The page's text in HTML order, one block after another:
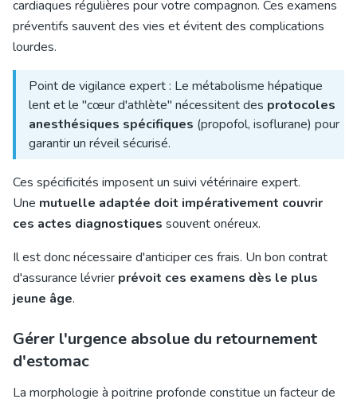
cardiaques régulières pour votre compagnon. Ces examens
préventifs sauvent des vies et évitent des complications
lourdes.
Point de vigilance expert : Le métabolisme hépatique
lent et le "cœur d'athlète" nécessitent des protocoles
anesthésiques spécifiques (propofol, isoflurane) pour
garantir un réveil sécurisé.
Ces spécificités imposent un suivi vétérinaire expert.
Une mutuelle adaptée doit impérativement couvrir
ces actes diagnostiques souvent onéreux.
Il est donc nécessaire d'anticiper ces frais. Un bon contrat
d'assurance lévrier prévoit ces examens dès le plus
jeune âge.
Gérer l'urgence absolue du retournement
d'estomac
La morphologie à poitrine profonde constitue un facteur de